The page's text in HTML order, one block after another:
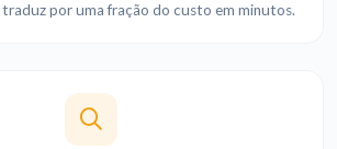
por uma fração do custo em minutos.